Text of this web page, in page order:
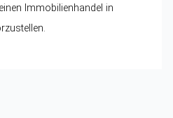
Immobilienhandel in